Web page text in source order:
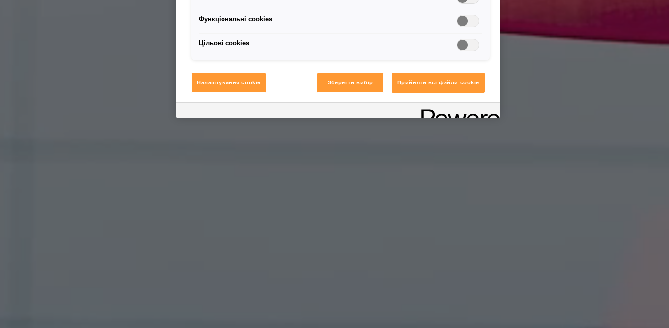
Функціональні cookies
Цільові сookies
Налаштування cookie Зберегти вибір Прийняти всі файли сookie